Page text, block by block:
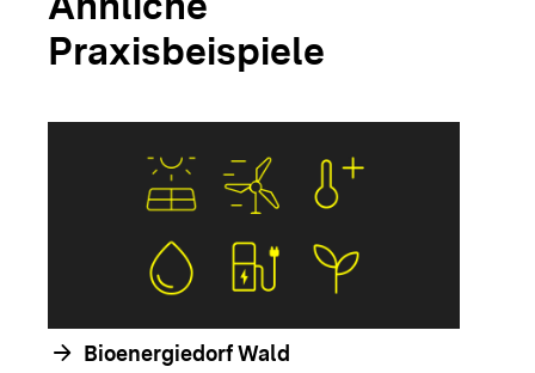
Praxisbeispiele
arrow_forward Bioenergiedorf Wald